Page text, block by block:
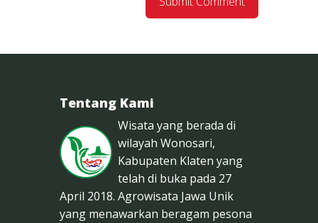
Tentang Kami
Wisata yang berada di
wilayah Wonosari,
Kabupaten Klaten yang
telah di buka pada 27
April 2018. Agrowisata Jawa Unik
yang menawarkan beragam pesona